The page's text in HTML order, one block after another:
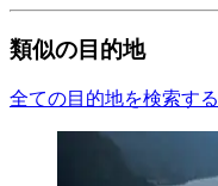
類似の目的地
全ての目的地を検索する